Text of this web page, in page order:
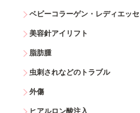
ベビーコラーゲン・レディエッセ
美容針アイリフト
脂肪腫
虫刺されなどのトラブル
外傷
ヒアルロン酸注入